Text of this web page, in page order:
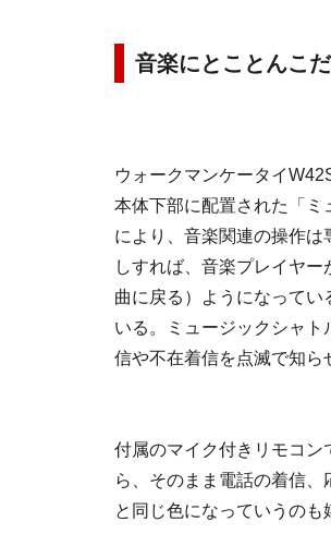
音楽にとことんこ
ウォークマンケータイ
本体下部に配置された「ミ
により、音楽関連の操作
しすれば、音楽プレイヤ
曲に戻る）ようになって
いる。ミュージックシャ
信や不在着信を点滅で知ら
付属のマイク付きリモコ
ら、そのまま電話の着信
と同じ色になっていうのも